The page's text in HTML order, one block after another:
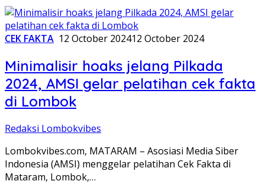
CEK FAKTA 12 October 202412 October 2024
Minimalisir hoaks jelang Pilkada
2024, AMSI gelar pelatihan cek fakta
di Lombok
Redaksi Lombokvibes
Lombokvibes.com, MATARAM – Asosiasi Media Siber
Indonesia (AMSI) menggelar pelatihan Cek Fakta di
Mataram, Lombok,…